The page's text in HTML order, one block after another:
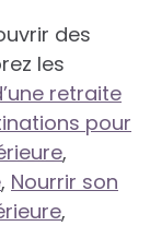
des
les
retraite
pour
,
, Nourrir son
,